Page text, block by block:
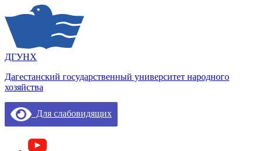
ДГУНХ
Дагестанский государственный университет народного
хозяйства
Для слабовидящих